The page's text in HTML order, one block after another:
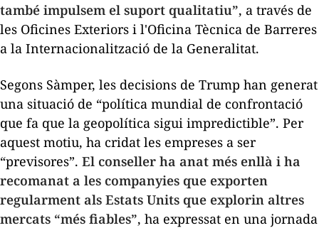
també impulsem el suport qualitatiu”, a través de
les Oficines Exteriors i l'Oficina Tècnica de Barreres
a la Internacionalització de la Generalitat.
Segons Sàmper, les decisions de Trump han generat
una situació de “política mundial de confrontació
que fa que la geopolítica sigui impredictible”. Per
aquest motiu, ha cridat les empreses a ser
“previsores”. El conseller ha anat més enllà i ha
recomanat a les companyies que exporten
regularment als Estats Units que explorin altres
mercats “més fiables”, ha expressat en una jornada